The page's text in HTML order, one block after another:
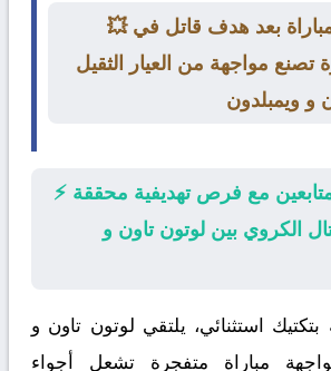
💥 تُغيّر مجرى المباراة بعد هدف قاتل في
تصنع مواجهة من العيار الثقيل
و ويمبلدون
⚡ تشعل قلوب المتابعين مع فرص تهديفية محققة
الكروي بين لوتون تاون و
استثنائي، يلتقي لوتون تاون و
مباراة متفجرة تشعل أجواء